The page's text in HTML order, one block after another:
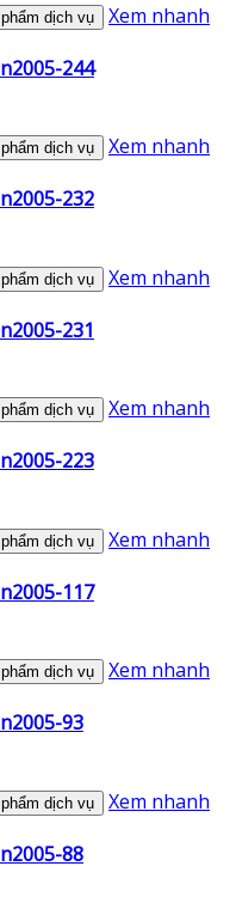
dịch vụ Xem nhanh
244
dịch vụ Xem nhanh
232
dịch vụ Xem nhanh
231
dịch vụ Xem nhanh
223
dịch vụ Xem nhanh
117
dịch vụ Xem nhanh
93
dịch vụ Xem nhanh
88